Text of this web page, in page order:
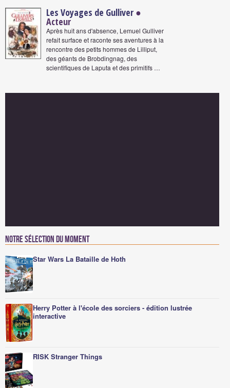
Les Voyages de Gulliver ●
Acteur
Après huit ans d'absence, Lemuel Gulliver
refait surface et raconte ses aventures à la
rencontre des petits hommes de Lilliput,
des géants de Brobdingnag, des
scientifiques de Laputa et des primitifs …
Notre sélection du moment
Star Wars La Bataille de Hoth
Herry Potter à l'école des sorciers - édition lustrée
interactive
RISK Stranger Things